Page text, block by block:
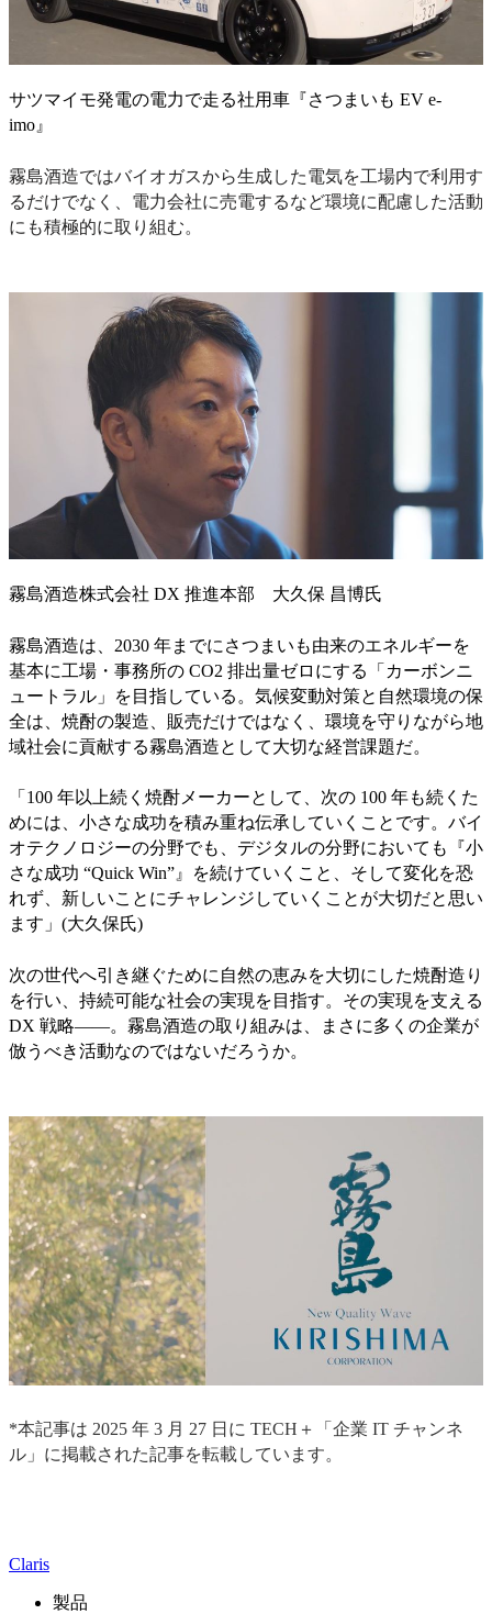
サツマイモ発電の電力で走る社用車『さつまいも EV e-
imo』
霧島酒造ではバイオガスから生成した電気を工場内で利用す
るだけでなく、電力会社に売電するなど環境に配慮した活動
にも積極的に取り組む。
霧島酒造株式会社 DX 推進本部 大久保 昌博氏
霧島酒造は、2030 年までにさつまいも由来のエネルギーを
基本に工場・事務所の CO2 排出量ゼロにする「カーボンニ
ュートラル」を目指している。気候変動対策と自然環境の保
全は、焼酎の製造、販売だけではなく、環境を守りながら地
域社会に貢献する霧島酒造として大切な経営課題だ。
「100 年以上続く焼酎メーカーとして、次の 100 年も続くた
めには、小さな成功を積み重ね伝承していくことです。バイ
オテクノロジーの分野でも、デジタルの分野においても『小
さな成功 “Quick Win”』を続けていくこと、そして変化を恐
れず、新しいことにチャレンジしていくことが大切だと思い
ます」(大久保氏)
次の世代へ引き継ぐために自然の恵みを大切にした焼酎造り
を行い、持続可能な社会の実現を目指す。その実現を支える
DX 戦略――。霧島酒造の取り組みは、まさに多くの企業が
倣うべき活動なのではないだろうか。
*本記事は 2025 年 3 月 27 日に TECH＋「企業 IT チャンネ
ル」に掲載された記事を転載しています。
Claris
製品